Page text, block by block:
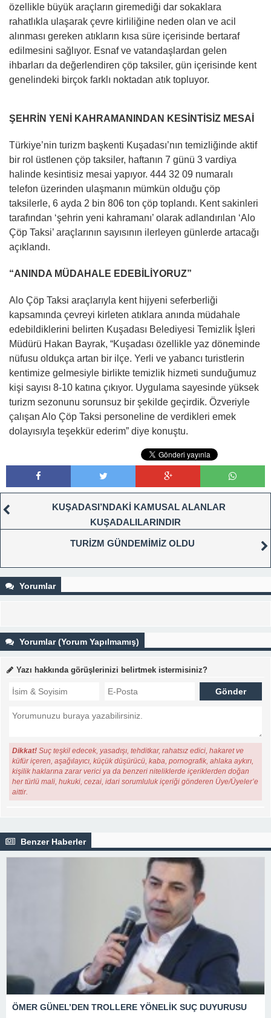
özellikle büyük araçların giremediği dar sokaklara
rahatlıkla ulaşarak çevre kirliliğine neden olan ve acil
alınması gereken atıkların kısa süre içerisinde bertaraf
edilmesini sağlıyor. Esnaf ve vatandaşlardan gelen
ihbarları da değerlendiren çöp taksiler, gün içerisinde kent
genelindeki birçok farklı noktadan atık topluyor.
ŞEHRİN YENİ KAHRAMANINDAN KESİNTİSİZ MESAİ
Türkiye’nin turizm başkenti Kuşadası’nın temizliğinde aktif
bir rol üstlenen çöp taksiler, haftanın 7 günü 3 vardiya
halinde kesintisiz mesai yapıyor. 444 32 09 numaralı
telefon üzerinden ulaşmanın mümkün olduğu çöp
taksilerle, 6 ayda 2 bin 806 ton çöp toplandı. Kent sakinleri
tarafından ‘şehrin yeni kahramanı’ olarak adlandırılan ‘Alo
Çöp Taksi’ araçlarının sayısının ilerleyen günlerde artacağı
açıklandı.
“ANINDA MÜDAHALE EDEBİLİYORUZ”
Alo Çöp Taksi araçlarıyla kent hijyeni seferberliği
kapsamında çevreyi kirleten atıklara anında müdahale
edebildiklerini belirten Kuşadası Belediyesi Temizlik İşleri
Müdürü Hakan Bayrak, “Kuşadası özellikle yaz döneminde
nüfusu oldukça artan bir ilçe. Yerli ve yabancı turistlerin
kentimize gelmesiyle birlikte temizlik hizmeti sunduğumuz
kişi sayısı 8-10 katına çıkıyor. Uygulama sayesinde yüksek
turizm sezonunu sorunsuz bir şekilde geçirdik. Özveriyle
çalışan Alo Çöp Taksi personeline de verdikleri emek
dolayısıyla teşekkür ederim” diye konuştu.
KUŞADASI’NDAKİ KAMUSAL ALANLAR
KUŞADALILARINDIR
TURİZM GÜNDEMİMİZ OLDU
Yorumlar
Yorumlar (Yorum Yapılmamış)
Yazı hakkında görüşlerinizi belirtmek istermisiniz?
Dikkat! Suç teşkil edecek, yasadışı, tehditkar, rahatsız edici, hakaret ve
küfür içeren, aşağılayıcı, küçük düşürücü, kaba, pornografik, ahlaka aykırı,
kişilik haklarına zarar verici ya da benzeri niteliklerde içeriklerden doğan
her türlü mali, hukuki, cezai, idari sorumluluk içeriği gönderen Üye/Üyeler’e
aittir.
Benzer Haberler
ÖMER GÜNEL’DEN TROLLERE YÖNELİK SUÇ DUYURUSU